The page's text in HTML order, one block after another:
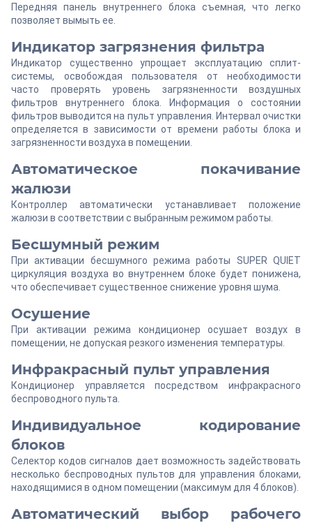
Передняя панель внутреннего блока съемная, что легко
позволяет вымыть ее.
Индикатор загрязнения фильтра
Индикатор существенно упрощает эксплуатацию сплит-
системы, освобождая пользователя от необходимости
часто проверять уровень загрязненности воздушных
фильтров внутреннего блока. Информация о состоянии
фильтров выводится на пульт управления. Интервал очистки
определяется в зависимости от времени работы блока и
загрязненности воздуха в помещении.
Автоматическое покачивание
жалюзи
Контроллер автоматически устанавливает положение
жалюзи в соответствии с выбранным режимом работы.
Бесшумный режим
При активации бесшумного режима работы SUPER QUIET
циркуляция воздуха во внутреннем блоке будет понижена,
что обеспечивает существенное снижение уровня шума.
Осушение
При активации режима кондиционер осушает воздух в
помещении, не допуская резкого изменения температуры.
Инфракрасный пульт управления
Кондиционер управляется посредством инфракрасного
беспроводного пульта.
Индивидуальное кодирование
блоков
Селектор кодов сигналов дает возможность задействовать
несколько беспроводных пультов для управления блоками,
находящимися в одном помещении (максимум для 4 блоков).
Автоматический выбор рабочего